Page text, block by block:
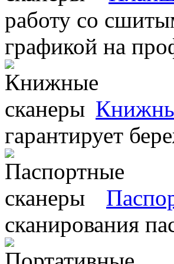
работу со
графикой на
гарантирует
сканирования